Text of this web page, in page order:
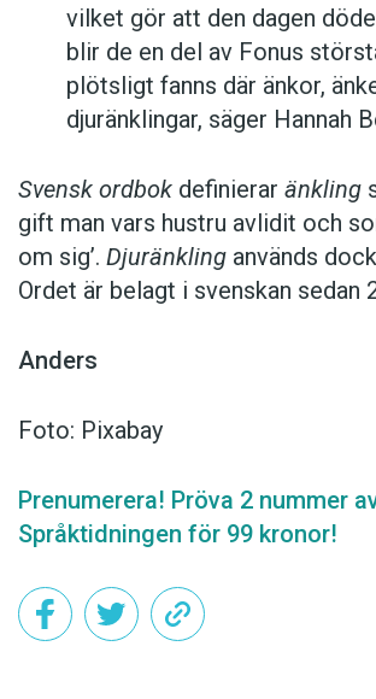
vilket gör att den dagen
blir de en del av Fonus
plötsligt fanns där änkor,
djuränklingar, säger Hannah
Svensk ordbok definierar änkling
gift man vars hustru av­lidit och
om sig’. Djuränkling används
Ordet är belagt i svenskan sedan
Anders
Foto: Pixabay
Prenumerera! Pröva 2 nummer
Språktidningen för 99 kronor!